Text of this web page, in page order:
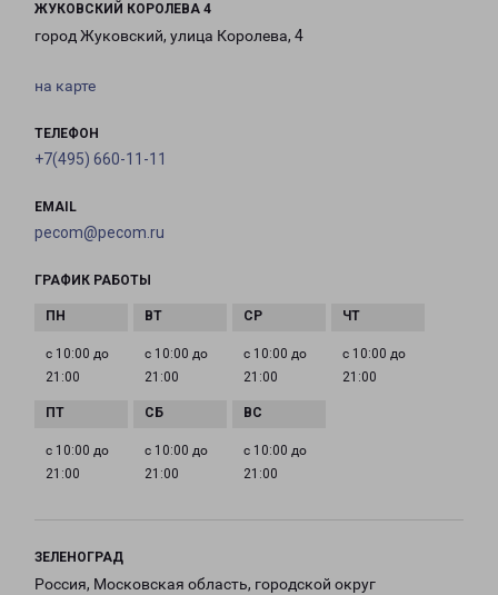
ЖУКОВСКИЙ КОРОЛЕВА 4
город Жуковский, улица Королева, 4
на карте
ТЕЛЕФОН
+7(495) 660-11-11
EMAIL
pecom@pecom.ru
ГРАФИК РАБОТЫ
с 10:00 до
21:00
с 10:00 до
21:00
с 10:00 до
21:00
с 10:00 до
21:00
с 10:00 до
21:00
с 10:00 до
21:00
с 10:00 до
21:00
ЗЕЛЕНОГРАД
Россия, Московская область, городской округ